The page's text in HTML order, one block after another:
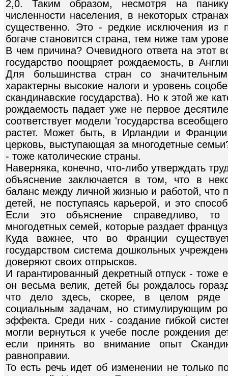
2,0. Таким образом, несмотря на
численности населения, в некоторых
существенно. Это - редкие исключения из
богаче становится страна, тем ниже там
В чем причина? Очевидного ответа на этот
государство поощряет рождаемость, в
Для большинства стран со
характерны высокие налоги и уровень
скандинавские государства). Но к этой же
рождаемость падает уже не первое
соответствует модели 'государства
растет. Может быть, в Ирландии и Франции
церковь, выступающая за многодетные
- тоже католические страны.
Наверняка, конечно, что-либо утверждать
объяснение заключается в том, что в
баланс между личной жизнью и работой, что
детей, не поступаясь карьерой, и это
Если это объяснение справедливо,
многодетных семей, которые раздает
Куда важнее, что во Франции
государством система дошкольных
доверяют своих отпрысков.
И гарантированный декретный отпуск -
он весьма велик, детей бы рождалось
что дело здесь, скорее, в целом
социальным задачам, но стимулирующим
эффекта. Среди них - создание гибкой
могли вернуться к учебе после рождения
если принять во внимание опыт
равноправии.
То есть речь идет об изменении не только